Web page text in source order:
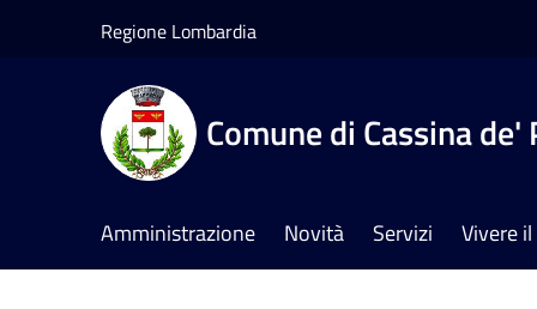
Regione Lombardia
Comune di Cassina de'
Amministrazione Novità Servizi Vivere